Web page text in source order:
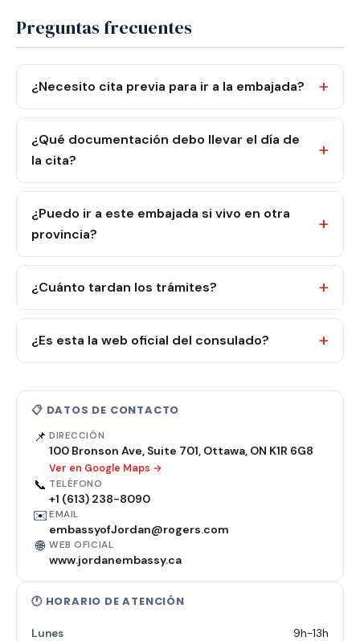
📋 DATOS DE CONTACTO
📌 DIRECCIÓN
100 Bronson Ave, Suite 701, Ottawa, ON K1R 6G8
Ver en Google Maps →
📞 TELÉFONO
+1 (613) 238-8090
✉️ EMAIL
embassyofJordan@rogers.com
🌐 WEB OFICIAL
www.jordanembassy.ca
🕐 HORARIO DE ATENCIÓN
Lunes 9h-13h
Preguntas frecuentes
¿Necesito cita previa para ir a la embajada?
¿Qué documentación debo llevar el día de
la cita?
¿Puedo ir a este embajada si vivo en otra
provincia?
¿Cuánto tardan los trámites?
¿Es esta la web oficial del consulado?